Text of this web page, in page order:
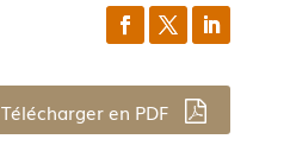
Télécharger en PDF